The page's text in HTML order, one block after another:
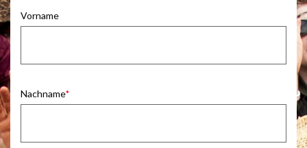
Vorname
Nachname